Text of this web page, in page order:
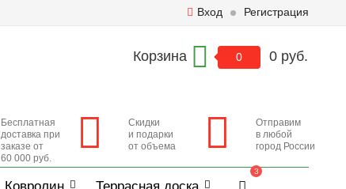
Вход Регистрация
Корзина 0 0 руб.
Бесплатная
доставка при
заказе от
60 000 руб.
Скидки
и подарки
от объема
Отправим
в любой
город России
3